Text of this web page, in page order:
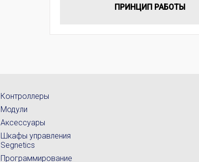
ПРИНЦИП РАБОТЫ
Контроллеры
Модули
Аксессуары
Шкафы управления
Segnetics
Программирование